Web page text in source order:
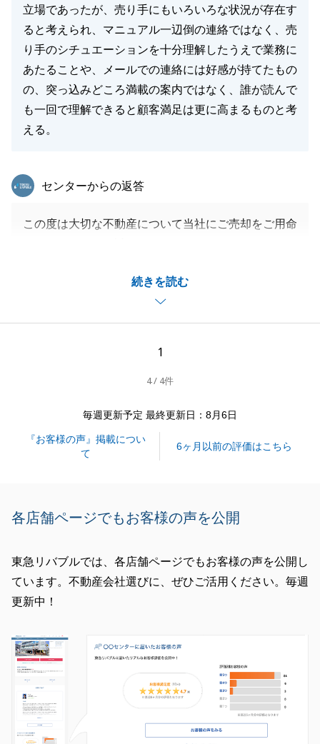
立場であったが、売り手にもいろいろな状況が存在す
ると考えられ、マニュアル一辺倒の連絡ではなく、売
り手のシチュエーションを十分理解したうえで業務に
あたることや、メールでの連絡には好感が持てたもの
の、突っ込みどころ満載の案内ではなく、誰が読んで
も一回で理解できると顧客満足は更に高まるものと考
える。
続きを読む
東急リバブル
センターからの返答
この度は大切な不動産について当社にご売却をご用命
た中で、至らぬ点が多々あり、ご不安な思いにさせて
しまいましたこと、深く反省しております。
K様からのご助言を忘れることなく、今後の業務に努
ら、いつでもお気軽にご相談くださいませ。
閉じる
1
4 / 4件
毎週更新予定 最終更新日：8月6日
『お客様の声』掲載につい
て
6ヶ月以前の評価はこちら
各店舗ページでもお客様の声を公開
東急リバブルでは、各店舗ページでもお客様の声を公開し
ています。不動産会社選びに、ぜひご活用ください。毎週
更新中！